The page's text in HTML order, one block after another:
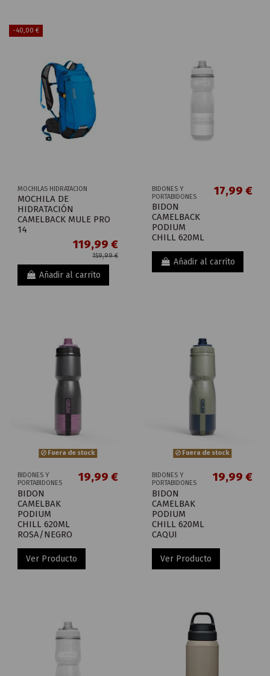
-40,00 €
MOCHILAS HIDRATACION
MOCHILA DE
HIDRATACIÓN
CAMELBACK MULE PRO
14
119,99 €
159,99 €
Añadir al carrito
BIDONES Y
PORTABIDONES
BIDON
CAMELBACK
PODIUM
CHILL 620ML
17,99 €
Añadir al carrito
Fuera de stock
BIDONES Y
PORTABIDONES
BIDON
CAMELBAK
PODIUM
CHILL 620ML
ROSA/NEGRO
19,99 €
Ver Producto
Fuera de stock
BIDONES Y
PORTABIDONES
BIDON
CAMELBAK
PODIUM
CHILL 620ML
CAQUI
19,99 €
Ver Producto